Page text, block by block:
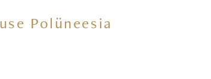
Polüneesia